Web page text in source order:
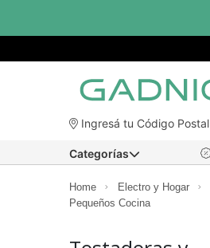
Ingresá tu Código Postal
Categorías
Home
Electro y Hogar
Pequeños Cocina